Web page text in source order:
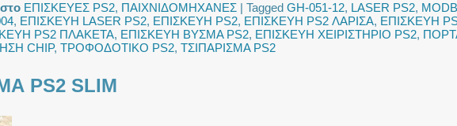
ΕΠΙΣΚΕΥΕΣ PS2, ΠΑΙΧΝΙΔΟΜΗΧΑΝΕΣ | Tagged GH-051-12, LASER PS2,
, ΕΠΙΣΚΕΥΗ LASER PS2, ΕΠΙΣΚΕΥΗ PS2, ΕΠΙΣΚΕΥΗ PS2 ΛΑΡΙΣΑ, ΕΠΙΣΚΕΥΗ
PS2 ΠΛΑΚΕΤΑ, ΕΠΙΣΚΕΥΗ ΒΥΣΜΑ PS2, ΕΠΙΣΚΕΥΗ ΧΕΙΡΙΣΤΗΡΙΟ PS2,
CHIP, ΤΡΟΦΟΔΟΤΙΚΟ PS2, ΤΣΙΠΑΡΙΣΜΑ PS2
PS2 SLIM